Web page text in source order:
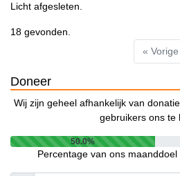
Licht afgesleten.
18 gevonden.
« Vorige
Doneer
Wij zijn geheel afhankelijk van
gebruikers ons te
50.0%
Percentage van ons